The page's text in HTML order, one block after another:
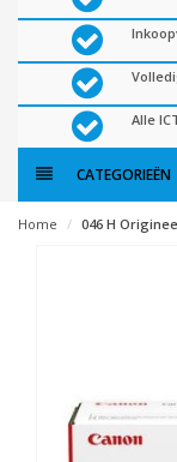
Alle
CATEGORIEËN
Home 046 H